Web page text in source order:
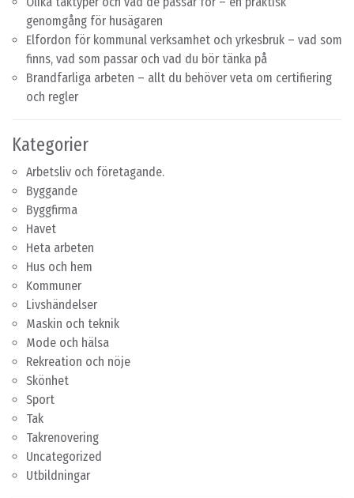
genomgång för husägaren
Elfordon för kommunal verksamhet och yrkesbruk – vad som
finns, vad som passar och vad du bör tänka på
Brandfarliga arbeten – allt du behöver veta om certifiering
och regler
Kategorier
Arbetsliv och företagande.
Byggande
Byggfirma
Havet
Heta arbeten
Hus och hem
Kommuner
Livshändelser
Maskin och teknik
Mode och hälsa
Rekreation och nöje
Skönhet
Sport
Tak
Takrenovering
Uncategorized
Utbildningar